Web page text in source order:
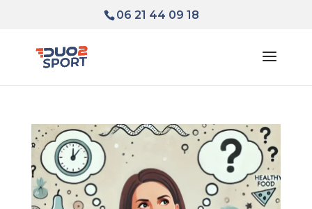
06 21 44 09 18